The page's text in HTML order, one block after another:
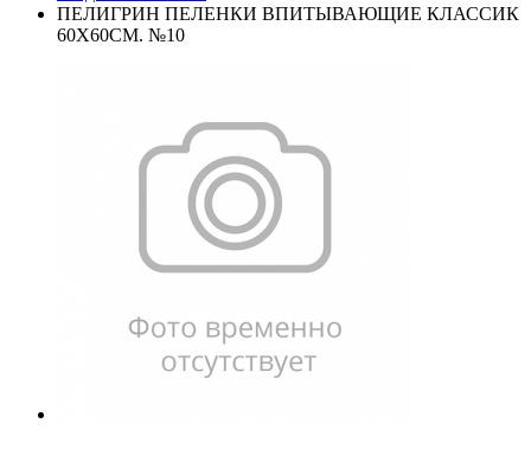
ПЕЛИГРИН ПЕЛЕНКИ ВПИТЫВАЮЩИЕ КЛАССИК
60Х60СМ. №10